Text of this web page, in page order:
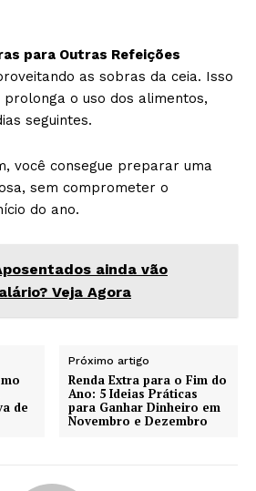
para Outras Refeições
as sobras da ceia. Isso
o uso dos alimentos,
seguintes.
você consegue preparar uma
sem comprometer o
do ano.
ainda vão
Veja Agora
de
Próximo artigo
Renda Extra para o Fim do
Ano: 5 Ideias Práticas
para Ganhar Dinheiro em
Novembro e Dezembro